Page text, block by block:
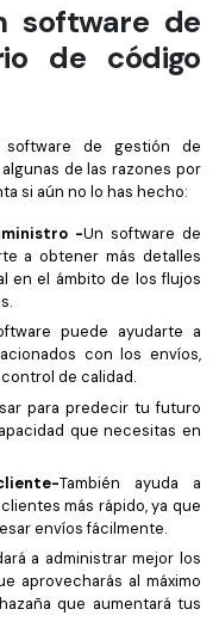
software de
de código
de gestión de
de las razones por
si aún no lo has hecho:
-Un software de
a obtener más detalles
en el ámbito de los flujos
puede ayudarte a
con los envíos,
de calidad.
para predecir tu futuro
que necesitas en
También ayuda a
más rápido, ya que
envíos fácilmente.
a administrar mejor los
aprovecharás al máximo
que aumentará tus